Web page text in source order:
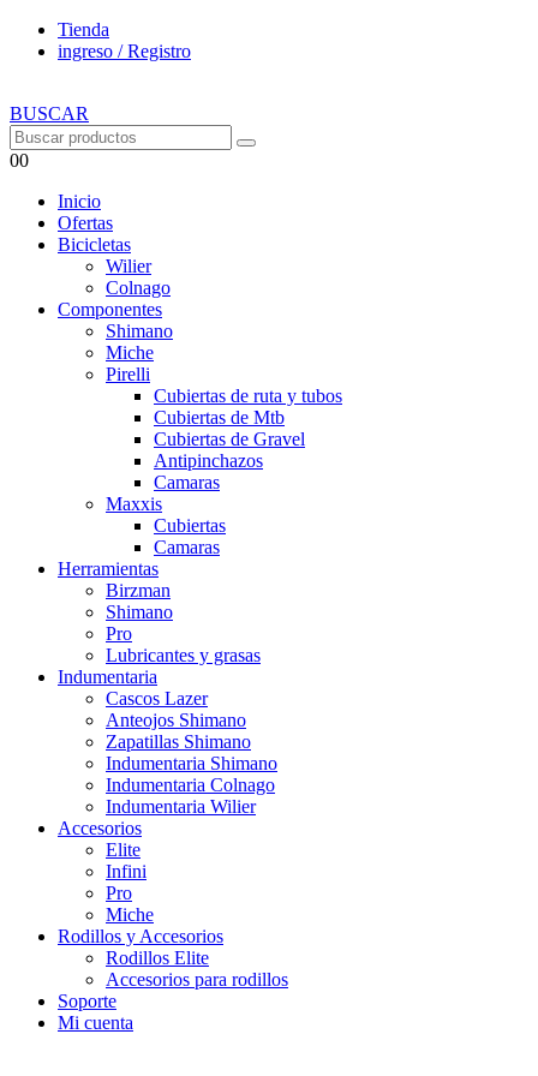
Tienda
ingreso / Registro
BUSCAR
00
Inicio
Ofertas
Bicicletas
Wilier
Colnago
Componentes
Shimano
Miche
Pirelli
Cubiertas de ruta y tubos
Cubiertas de Mtb
Cubiertas de Gravel
Antipinchazos
Camaras
Maxxis
Cubiertas
Camaras
Herramientas
Birzman
Shimano
Pro
Lubricantes y grasas
Indumentaria
Cascos Lazer
Anteojos Shimano
Zapatillas Shimano
Indumentaria Shimano
Indumentaria Colnago
Indumentaria Wilier
Accesorios
Elite
Infini
Pro
Miche
Rodillos y Accesorios
Rodillos Elite
Accesorios para rodillos
Soporte
Mi cuenta